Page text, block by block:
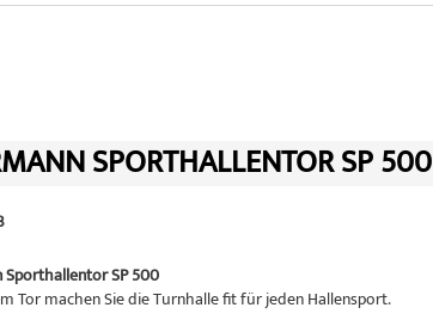
SPORTHALLENTOR SP 500
Sporthallentor SP 500
Tor machen Sie die Turnhalle fit für jeden Hallensport.